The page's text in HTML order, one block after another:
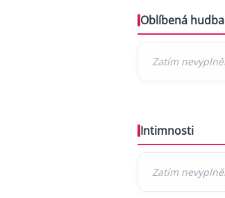
Oblíbená hudba
Intimnosti